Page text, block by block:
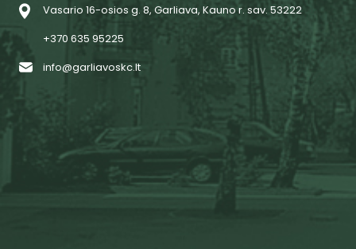
Vasario 16-osios g. 8, Garliava, Kauno r. sav. 53222
+370 635 95225
info@garliavoskc.lt